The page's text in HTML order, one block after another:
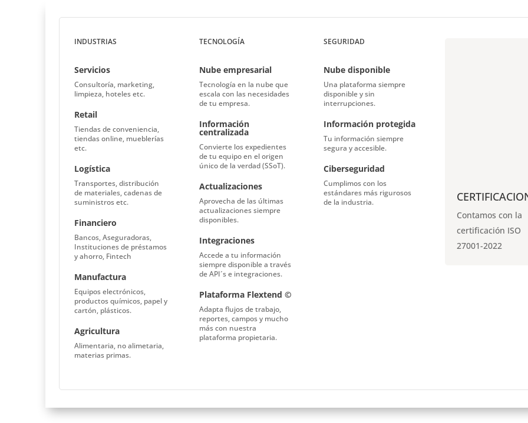
INDUSTRIAS
Servicios
Consultoría, marketing,
limpieza, hoteles etc.
Retail
Tiendas de conveniencia,
tiendas online, mueblerías
etc.
Logística
Transportes,distribución
de materiales,cadenas de
suministros etc.
Financiero
Bancos, Aseguradoras,
Instituciones de préstamos
y ahorro, Fintech
Manufactura
Equipos electrónicos,
productos químicos, papel y
cartón, plásticos.
Agricultura
Alimentaria, no alimetaria,
materias primas.
TECNOLOGÍA
Nube empresarial
Tecnología en la nube que
escala con las necesidades
de tu empresa.
Información
centralizada
Convierte los expedientes
de tu equipo en el origen
único de la verdad (SSoT).
Actualizaciones
Aprovecha de las últimas
actualizaciones siempre
disponibles.
Integraciones
Accede a tu información
siempre disponible a través
de API´s e integraciones.
Plataforma Flextend ©
Adapta flujos de trabajo,
reportes, campos y mucho
más con nuestra
plataforma propietaria.
SEGURIDAD
Nube disponible
Una plataforma siempre
disponible y sin
interrupciones.
Información protegida
Tu información siempre
segura yaccesible.
Ciberseguridad
Cumplimos con los
estándares más rigurosos
de la industria.
Contamos con la
certificación ISO
27001-2022